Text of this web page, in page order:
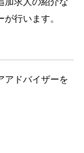
行います。
アドバイザーを